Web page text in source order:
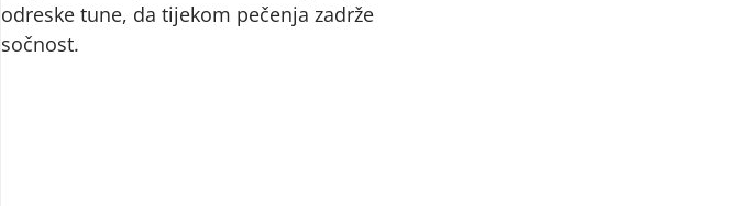
odreske tune, da tijekom pečenja zadrže
sočnost.